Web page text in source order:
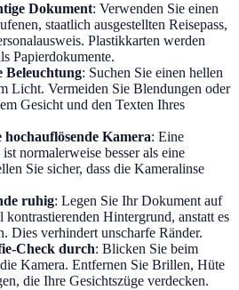
Dokument: Verwenden Sie einen
staatlich ausgestellten Reisepass,
Plastikkarten werden
Papierdokumente.
Beleuchtung: Suchen Sie einen hellen
Licht. Vermeiden Sie Blendungen oder
Gesicht und den Texten Ihres
hochauflösende Kamera: Eine
normalerweise besser als eine
Sie sicher, dass die Kameralinse
ruhig: Legen Sie Ihr Dokument auf
kontrastierenden Hintergrund, anstatt es
Dies verhindert unscharfe Ränder.
Check durch: Blicken Sie beim
Kamera. Entfernen Sie Brillen, Hüte
die Ihre Gesichtszüge verdecken.